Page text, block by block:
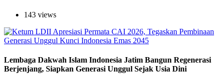
143 views
Lembaga Dakwah Islam Indonesia Jatim Bangun Regenerasi
Berjenjang, Siapkan Generasi Unggul Sejak Usia Dini